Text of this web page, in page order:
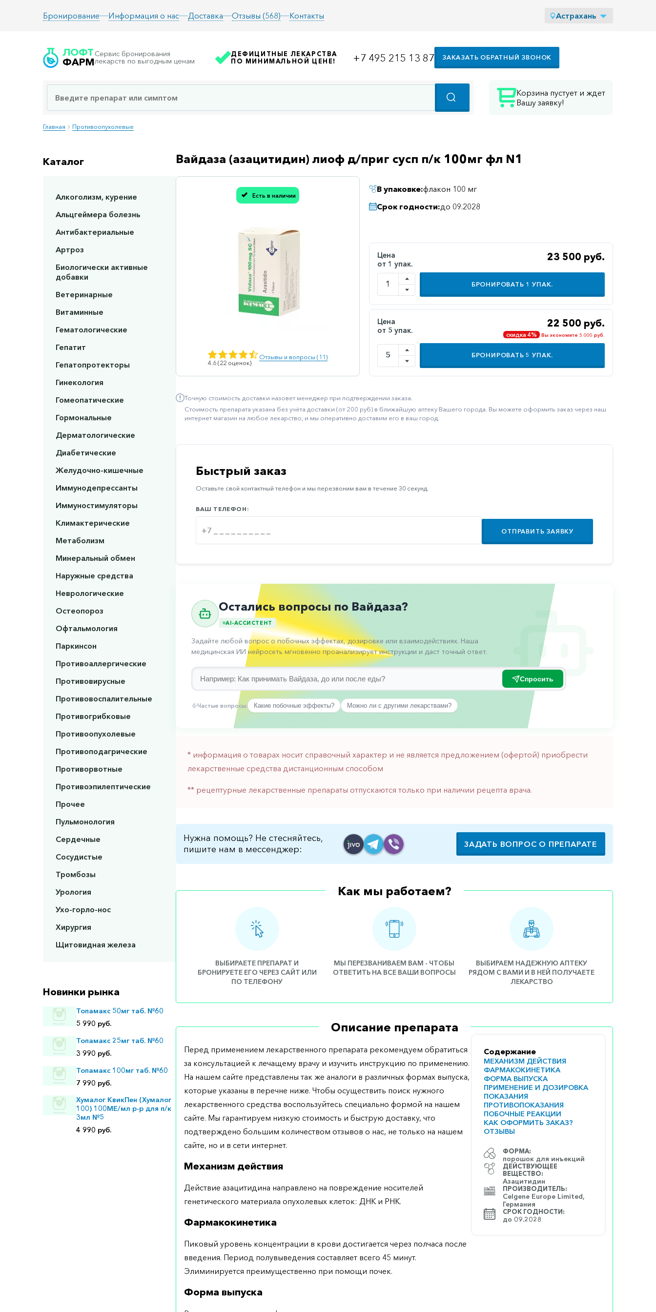
Бронирование Информация о нас Доставка Отзывы (568) Контакты Астрахань
ЛОФТ
ФАРМ
Сервис бронирования
лекарств по выгодным ценам
Корзина пустует и ждет
Вашу заявку!
ДЕФИЦИТНЫЕ ЛЕКАРСТВА
ПО МИНИМАЛЬНОЙ ЦЕНЕ!
+7 495 215 13 87 ЗАКАЗАТЬ ОБРАТНЫЙ ЗВОНОК
Главная Противоопухолевые
Каталог
Алкоголизм, курение
Альцгеймера болезнь
Антибактериальные
Артроз
Биологически активные
добавки
Ветеринарные
Витаминные
Гематологические
Гепатит
Гепатопротекторы
Гинекология
Гомеопатические
Гормональные
Дерматологические
Диабетические
Желудочно-кишечные
Иммунодепрессанты
Иммуностимуляторы
Климактерические
Метаболизм
Минеральный обмен
Наружные средства
Неврологические
Остеопороз
Офтальмология
Паркинсон
Противоаллергические
Противовирусные
Противовоспалительные
Противогрибковые
Противоопухолевые
Противоподагрические
Противорвотные
Противоэпилептические
Прочее
Пульмонология
Сердечные
Сосудистые
Тромбозы
Урология
Ухо-горло-нос
Хирургия
Щитовидная железа
Новинки рынка
Топамакс 50мг таб. №60
5 990 руб.
Топамакс 25мг таб. №60
3 990 руб.
Топамакс 100мг таб. №60
7 990 руб.
Хумалог КвикПен (Хумалог
100) 100МЕ/мл р-р для п/к
3мл №5
4 990 руб.
Вайдаза (азацитидин) лиоф д/приг сусп п/к 100мг фл N1
Есть в наличии
4.6 (22 оценок)
Отзывы и вопросы (11)
Спасибо, мы учли Вашу оценку!
В упаковке:флакон 100 мг
Срок годности:до 09.2028
Цена
от 1 упак.
23 500 руб.
БРОНИРОВАТЬ 1 УПАК.
Цена
от 5 упак.
22 500 руб.
скидка 4% Вы экономите 5 000 руб.
БРОНИРОВАТЬ5 УПАК.
Точную стоимость доставки назовет менеджер при подтверждении заказа.
Стоимость препарата указана без учёта доставки (от 200 руб) в ближайшую аптеку Вашего города. Вы можете оформить заказ через наш
интернет магазин на любое лекарство, и мы оперативно доставим его в ваш город.
Быстрый заказ
Оставьте свой контактный телефон и мы перезвоним вам в течение 30 секунд.
ВАШ ТЕЛЕФОН:
ОТПРАВИТЬ ЗАЯВКУ
Остались вопросы по Вайдаза?
AI-АССИСТЕНТ
Задайте любой вопрос о побочных эффектах, дозировке или взаимодействиях. Наша
медицинская ИИ нейросеть мгновенно проанализирует инструкции и даст точный ответ.
Спросить
Частые вопросы: Какие побочные эффекты? Можно ли с другими лекарствами?
* информация о товарах носит справочный характер и не является предложением (офертой) приобрести
лекарственные средства дистанционным способом
** рецептурные лекарственные препараты отпускаются только при наличии рецепта врача.
Нужна помощь? Не стесняйтесь,
пишите нам в мессенджер:
ЗАДАТЬ ВОПРОС О ПРЕПАРАТЕ
Как мы работаем?
ВЫБИРАЕТЕ ПРЕПАРАТ И
БРОНИРУЕТЕ ЕГО ЧЕРЕЗ САЙТ ИЛИ
ПО ТЕЛЕФОНУ
МЫ ПЕРЕЗВАНИВАЕМ ВАМ - ЧТОБЫ
ОТВЕТИТЬ НА ВСЕ ВАШИ ВОПРОСЫ
ВЫБИРАЕМ НАДЕЖНУЮ АПТЕКУ
РЯДОМ С ВАМИ И В НЕЙ ПОЛУЧАЕТЕ
ЛЕКАРСТВО
Описание препарата
Содержание
МЕХАНИЗМ ДЕЙСТВИЯ
ФАРМАКОКИНЕТИКА
ФОРМА ВЫПУСКА
ПРИМЕНЕНИЕ И ДОЗИРОВКА
ПОКАЗАНИЯ
ПРОТИВОПОКАЗАНИЯ
ПОБОЧНЫЕ РЕАКЦИИ
КАК ОФОРМИТЬ ЗАКАЗ?
ОТЗЫВЫ
ФОРМА:
порошок для инъекций
ДЕЙСТВУЮЩЕЕ
ВЕЩЕСТВО:
Азацитидин
ПРОИЗВОДИТЕЛЬ:
Celgene Europe Limited,
Германия
СРОК ГОДНОСТИ:
до 09.2028
Перед применением лекарственного препарата рекомендуем обратиться
за консультацией к лечащему врачу и изучить инструкцию по применению.
На нашем сайте представлены так же аналоги в различных формах выпуска,
которые указаны в перечне ниже. Чтобы осуществить поиск нужного
лекарственного средства воспользуйтесь специально формой на нашем
сайте. Мы гарантируем низкую стоимость и быструю доставку, что
подтверждено большим количеством отзывов о нас, не только на нашем
сайте, но и в сети интернет.
Механизм действия
Действие азацитидина направлено на повреждение носителей
генетического материала опухолевых клеток: ДНК и РНК.
Фармакокинетика
Пиковый уровень концентрации в крови достигается через полчаса после
введения. Период полувыведения составляет всего 45 минут.
Элиминируется преимущественно при помощи почек.
Форма выпуска